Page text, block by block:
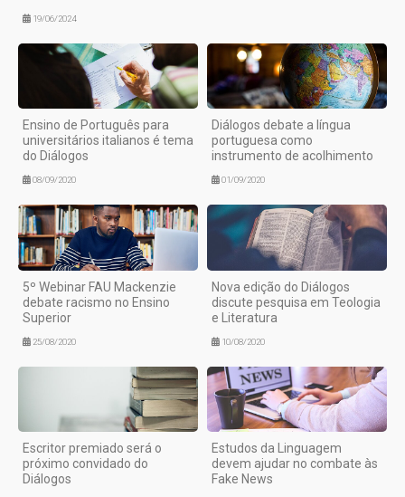
19/06/2024
Ensino de Português para
universitários italianos é tema
do Diálogos
08/09/2020
Diálogos debate a língua
portuguesa como
instrumento de acolhimento
01/09/2020
5º Webinar FAU Mackenzie
debate racismo no Ensino
Superior
25/08/2020
Nova edição do Diálogos
discute pesquisa em Teologia
e Literatura
10/08/2020
Escritor premiado será o
próximo convidado do
Diálogos
Estudos da Linguagem
devem ajudar no combate às
Fake News